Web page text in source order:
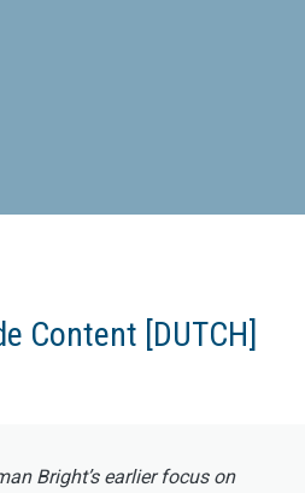
Content [DUTCH]
Bright’s earlier focus on